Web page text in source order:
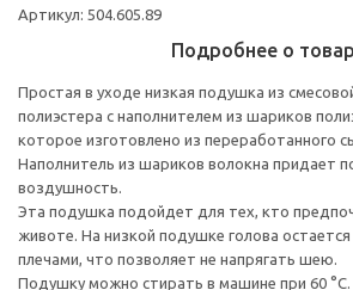
Артикул: 504.605.89
Подробнее о
Простая в уходе низкая подушка из
полиэстера с наполнителем из шариков
которое изготовлено из переработанного
Наполнитель из шариков волокна придает
воздушность.
Эта подушка подойдет для тех, кто
животе. На низкой подушке голова
плечами, что позволяет не напрягать шею.
Подушку можно стирать в машине при 60 °C.